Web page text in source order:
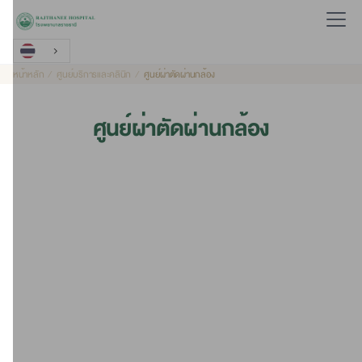
หน้าหลัก ศูนย์บริการและคลินิก ศูนย์ผ่าตัดผ่านกล้อง
ศูนย์ผ่าตัดผ่านกล้อง